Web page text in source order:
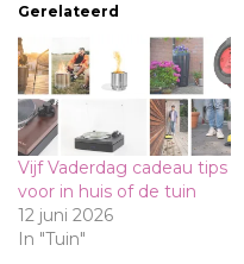
Gerelateerd
Vijf Vaderdag cadeau tips
voor in huis of de tuin
12 juni 2026
In "Tuin"